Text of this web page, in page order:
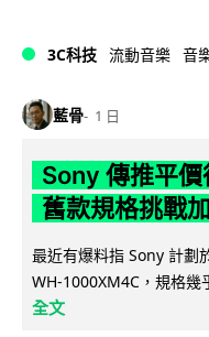
3C科技 流動音樂 音
藍骨 1 日
Sony 傳推平
舊款規格挑戰
最近有爆料指 Sony 計劃
WH-1000XM4C，規格
全文